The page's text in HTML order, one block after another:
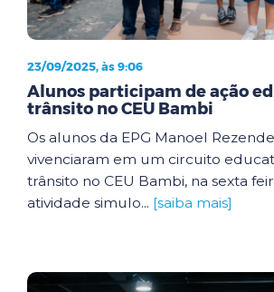
23/09/2025, às 9:06
Alunos participam de ação
trânsito no CEU Bambi
Os alunos da EPG Manoel
vivenciaram em um circuito
trânsito no CEU Bambi, na sexta
atividade simulo... [saiba mais]